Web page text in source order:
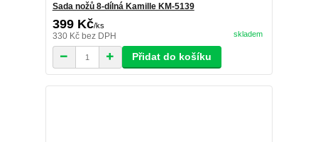
Sada nožů 8-dílná Kamille KM-5139
399 Kč/ks
330 Kč bez DPH skladem
Přidat do košíku